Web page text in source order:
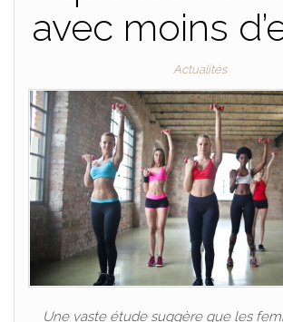
avec moins
Actualités
Une vaste étude suggère que les